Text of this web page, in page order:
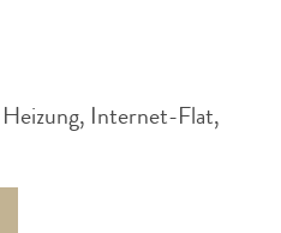
Internet-Flat,